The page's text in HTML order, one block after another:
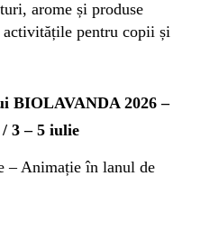
arome și produse
pentru copii și
BIOLAVANDA 2026 –
3 – 5 iulie
–Animație în lanul de